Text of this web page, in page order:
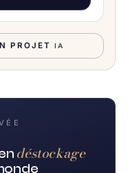
PROJET IA
déstockage